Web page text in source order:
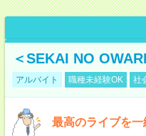
＜SEKAI NO
アルバイト 職種未経験OK 社
最高のライブを